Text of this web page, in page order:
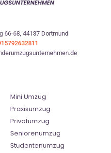
66-68, 44137 Dortmund
Mini Umzug
Praxisumzug
Privatumzug
Seniorenumzug
Studentenumzug